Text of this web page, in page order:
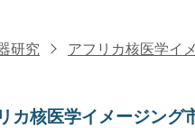
研究 アフリカ核医学イ
カ核医学イメージング